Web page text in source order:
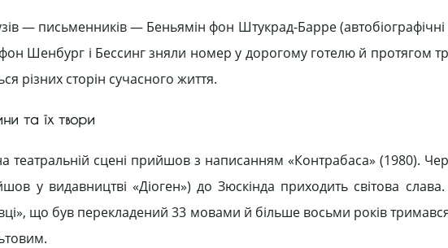
— письменників — Беньямін фон Штукрад-Барре
Шенбург і Бессинг зняли номер у дорогому готелю й протягом
різних сторін сучасного життя.
та їх твори
театральній сцені прийшов з написанням «Контрабаса» (1980).
у видавництві «Діоген») до Зюскінда приходить світова
що був перекладений 33 мовами й більше восьми років тримався